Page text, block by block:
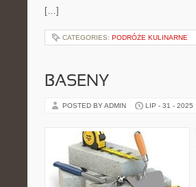
[…]
CATEGORIES: PODRÓŻE KULINARNE
BASENY
POSTED BY ADMIN LIP - 31 - 2025